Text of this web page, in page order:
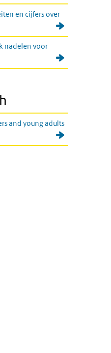
en cijfers over
nadelen voor
and young adults